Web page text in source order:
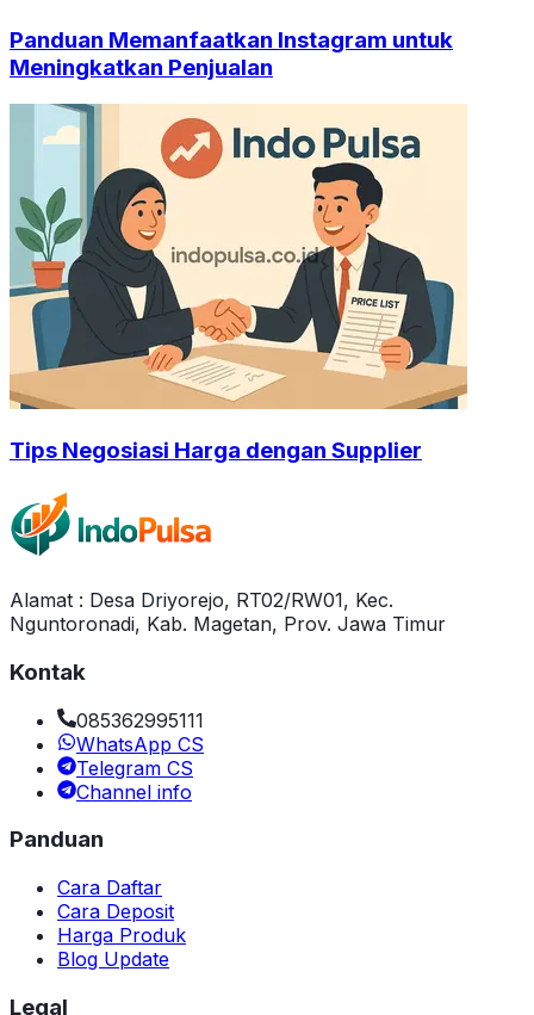
Panduan Memanfaatkan Instagram untuk
Meningkatkan Penjualan
Tips Negosiasi Harga dengan Supplier
Alamat : Desa Driyorejo, RT02/RW01, Kec.
Nguntoronadi, Kab. Magetan, Prov. Jawa Timur
Kontak
085362995111
WhatsApp CS
Telegram CS
Channel info
Panduan
Cara Daftar
Cara Deposit
Harga Produk
Blog Update
Legal